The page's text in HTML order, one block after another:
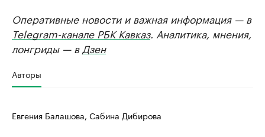
Оперативные новости и важная информация — в
Telegram-канале РБК Кавказ. Аналитика, мнения,
лонгриды — в Дзен
Авторы
Евгения Балашова, Сабина Дибирова